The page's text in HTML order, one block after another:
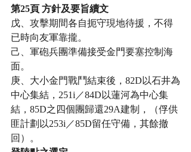
第25頁 方針及要旨續文
戊、攻擊期間各自扼守現地待援，不得
已時向友軍靠攏。
己、軍砲兵團準備接受金門要塞控制海
面。
庚、大小金門戰鬥結束後，82D以石井為
中心集結，251i／84D以蓮河為中心集
結，85D之四個團歸還29A建制，（俘供
匪計劃以253i／85D留任守備，其餘撤
回）。